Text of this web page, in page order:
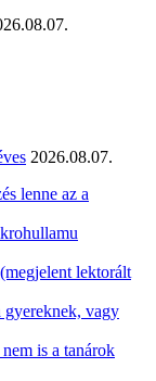
2026.08.07.
lenne az a
lektorált
gyereknek, vagy
is a tanárok